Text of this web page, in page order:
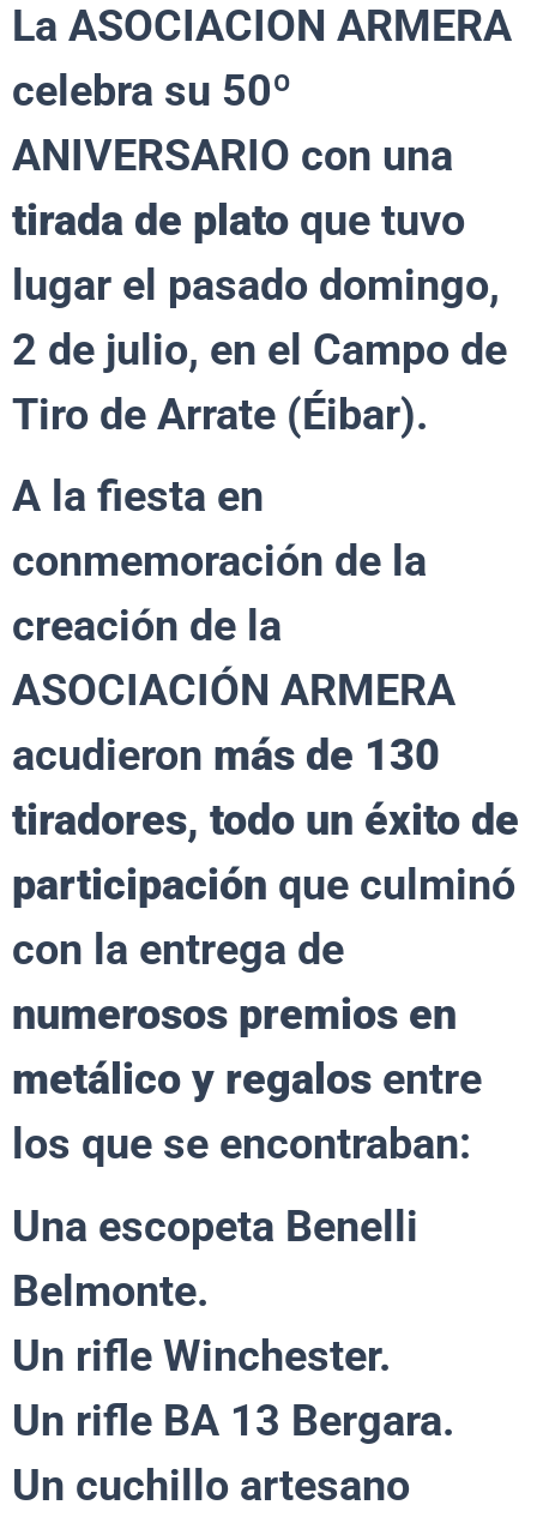
La ASOCIACION ARMERA
celebra su 50º
ANIVERSARIO con una
tirada de plato que tuvo
lugar el pasado domingo,
2 de julio, en el Campo de
Tiro de Arrate (Éibar).
A la fiesta en
conmemoración de la
creación de la
ASOCIACIÓN ARMERA
acudieron más de 130
tiradores, todo un éxito de
participación que culminó
con la entrega de
numerosos premios en
metálico y regalos entre
los que se encontraban:
Una escopeta Benelli
Belmonte.
Un rifle Winchester.
Un rifle BA 13 Bergara.
Un cuchillo artesano